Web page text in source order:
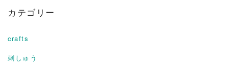
カテゴリー
crafts
刺しゅう